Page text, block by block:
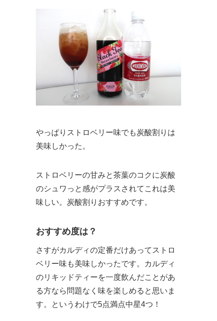
やっぱりストロベリー味でも炭酸割りは
美味しかった。
ストロベリーの甘みと茶葉のコクに炭酸
のシュワっと感がプラスされてこれは美
味しい。炭酸割りおすすめです。
おすすめ度は？
さすがカルディの定番だけあってストロ
ベリー味も美味しかったです。カルディ
のリキッドティーを一度飲んだことがあ
る方なら問題なく味を楽しめると思いま
す。というわけで5点満点中星4つ！